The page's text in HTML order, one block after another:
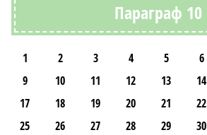
Параграф 10
1 2 3 4 5 6
9
10 11 12 13 14
17
18 19 20 21 22
25
26 27 28 29 30